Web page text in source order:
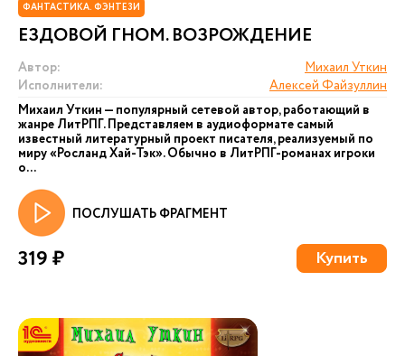
ФАНТАСТИКА. ФЭНТЕЗИ
ЕЗДОВОЙ ГНОМ. ВОЗРОЖДЕНИЕ
Автор:
Михаил Уткин
Исполнители:
Алексей Файзуллин
Михаил Уткин — популярный сетевой автор, работающий в
жанре ЛитРПГ. Представляем в аудиоформате самый
известный литературный проект писателя, реализуемый по
миру «Росланд Хай-Тэк». Обычно в ЛитРПГ-романах игроки
о...
ПОСЛУШАТЬ ФРАГМЕНТ
319 ₽ Купить